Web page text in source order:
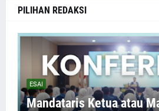
PILIHAN REDAKSI
ESAI
Mandataris Ketua atau